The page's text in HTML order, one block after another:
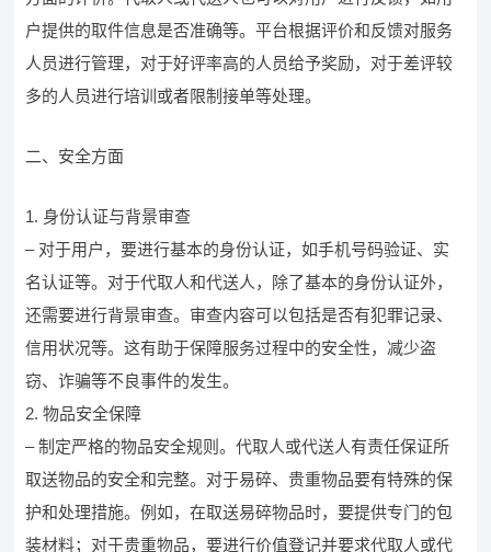
户提供的取件信息是否准确等。平台根据评价和反馈对服务
人员进行管理，对于好评率高的人员给予奖励，对于差评较
多的人员进行培训或者限制接单等处理。
二、安全方面
1. 身份认证与背景审查
– 对于用户，要进行基本的身份认证，如手机号码验证、实
名认证等。对于代取人和代送人，除了基本的身份认证外，
还需要进行背景审查。审查内容可以包括是否有犯罪记录、
信用状况等。这有助于保障服务过程中的安全性，减少盗
窃、诈骗等不良事件的发生。
2. 物品安全保障
– 制定严格的物品安全规则。代取人或代送人有责任保证所
取送物品的安全和完整。对于易碎、贵重物品要有特殊的保
护和处理措施。例如，在取送易碎物品时，要提供专门的包
装材料；对于贵重物品，要进行价值登记并要求代取人或代